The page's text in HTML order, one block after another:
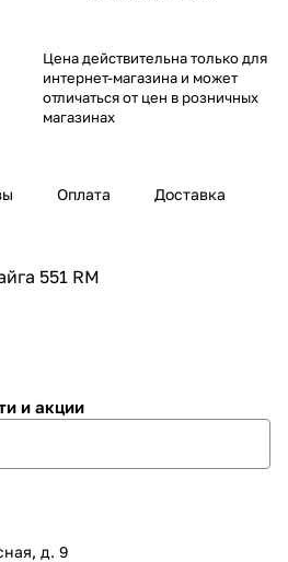
Цена действительна только для
интернет-магазина и может
отличаться от цен в розничных
магазинах
Оплата Доставка
551 RM
и акции
д. 9